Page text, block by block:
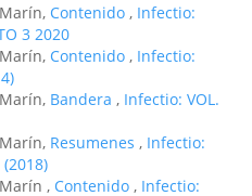
Contenido , Infectio:
3 2020
Contenido , Infectio:
Bandera , Infectio: VOL.
Resumenes , Infectio:
(2018)
, Contenido , Infectio: